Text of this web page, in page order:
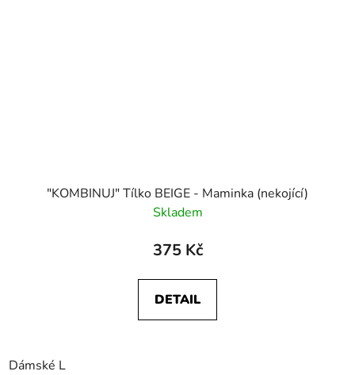
"KOMBINUJ" Tílko BEIGE - Maminka (nekojící)
Skladem
375 Kč
DETAIL
Dámské L